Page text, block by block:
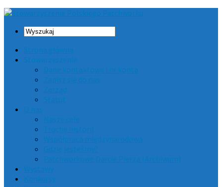
Strona główna
Stowarzyszenie
Dane kontaktowe i nr konta
Zapisz się do nas
Zarząd
Statut
O nas
Nasze cele
Trochę historii
Współpraca międzynarodowa
Gdzie jesteśmy?
Patchworkowe Darcie Pierza (Archiwum)
Wystawy
Konkursy